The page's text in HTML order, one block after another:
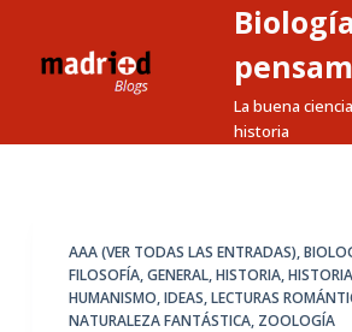
a
La buena
historia
AAA (VER TODAS LAS ENTRADAS),
FILOSOFÍA,GENERAL,HISTORIA,
HUMANISMO,IDEAS,LECTURAS
NATURALEZA FANTÁSTICA, ZOOLOGÍA